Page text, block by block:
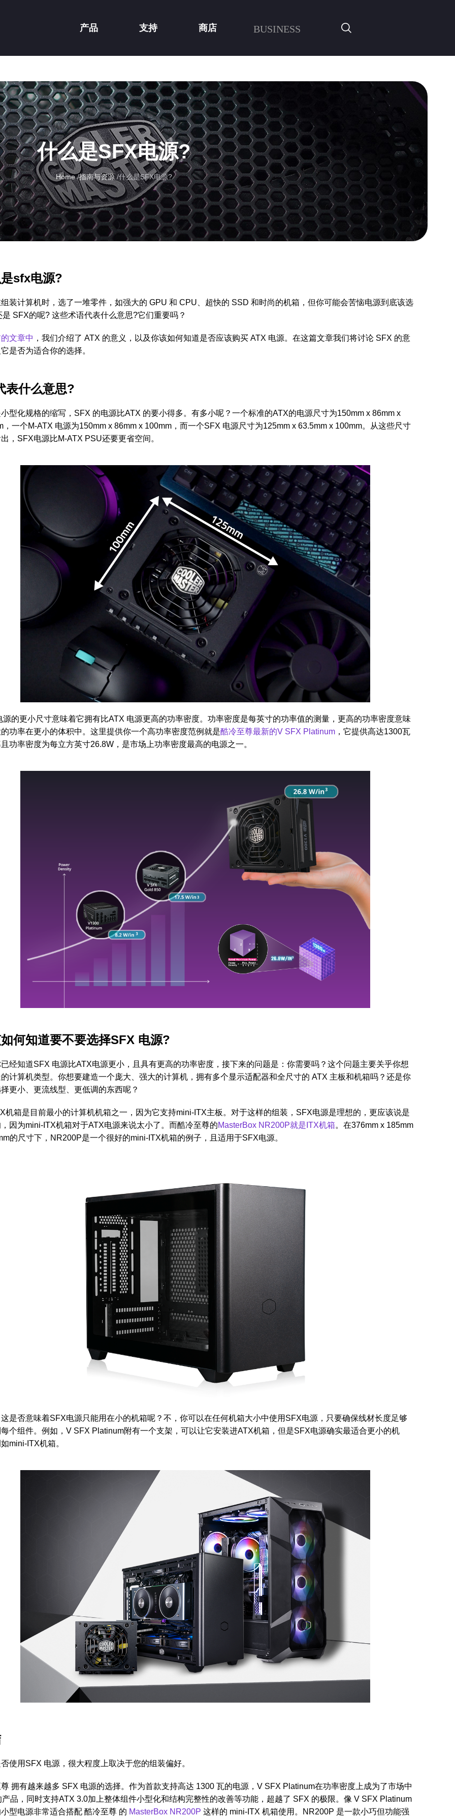
产品 支持 商店 BUSINESS
SOLUTIONS
什么是SFX电源?
Home/指南与资源/什么是SFX电源?
sfx电源?
装计算机时，选了一堆零件，如强大的 GPU 和 CPU、超快的 SSD 和时尚的机箱，但你可能会苦恼电源到底该选
是 SFX的呢? 这些术语代表什么意思?它们重要吗？
文章中 ，我们介绍了 ATX 的意义，以及你该如何知道是否应该购买 ATX 电源。在这篇文章我们将讨论 SFX 的意
是否为适合你的选择。
表什么意思?
型化规格的缩写，SFX 的电源比ATX 的要小得多。有多小呢？一个标准的ATX的电源尺寸为150mm x 86mm x
，一个M-ATX 电源为150mm x 86mm x 100mm，而一个SFX 电源尺寸为125mm x 63.5mm x 100mm。从这些尺寸
，SFX电源比M-ATX PSU还要更省空间。
源的更小尺寸意味着它拥有比ATX 电源更高的功率密度。功率密度是每英寸的功率值的测量，更高的功率密度意味
功率在更小的体积中。这里提供你一个高功率密度范例就是酷冷至尊最新的V SFX Platinum ，它提供高达1300瓦
功率密度为每立方英寸26.8W，是市场上功率密度最高的电源之一。
何知道要不要选择SFX 电源?
经知道SFX 电源比ATX电源更小，且具有更高的功率密度，接下来的问题是：你需要吗？这个问题主要关乎你想
计算机类型。你想要建造一个庞大、强大的计算机，拥有多个显示适配器和全尺寸的 ATX 主板和机箱吗？还是你
更小、更流线型、更低调的东西呢？
机箱是目前最小的计算机机箱之一，因为它支持mini-ITX主板。对于这样的组装，SFX电源是理想的，更应该说是
因为mini-ITX机箱对于ATX电源来说太小了。而酷冷至尊的MasterBox NR200P就是ITX机箱。在376mm x 185mm
的尺寸下，NR200P是一个很好的mini-ITX机箱的例子，且适用于SFX电源。
是否意味着SFX电源只能用在小的机箱呢？不，你可以在任何机箱大小中使用SFX电源，只要确保线材长度足够
个组件。例如，V SFX Platinum附有一个支架，可以让它安装进ATX机箱，但是SFX电源确实最适合更小的机
mini-ITX机箱。
使用SFX 电源，很大程度上取决于您的组装偏好。
拥有越来越多 SFX 电源的选择。作为首款支持高达 1300 瓦的电源，V SFX Platinum在功率密度上成为了市场中
产品，同时支持ATX 3.0加上整体组件小型化和结构完整性的改善等功能，超越了 SFX 的极限。像 V SFX Platinum
型电源非常适合搭配 酷冷至尊 的 MasterBox NR200P 这样的 mini-ITX 机箱使用。NR200P 是一款小巧但功能强